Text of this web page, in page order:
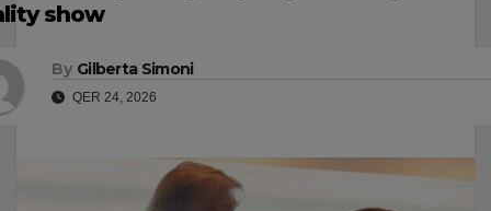
show
By Gilberta Simoni
QER 24, 2026